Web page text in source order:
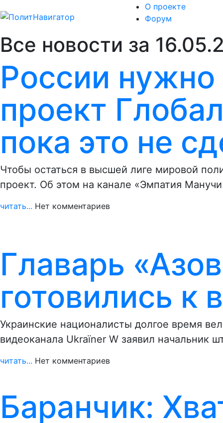
О проекте
Форум
Все новости за
России
проект
пока это не
Чтобы остаться в высшей лиге мировой
проект. Об этом на канале «Эмпатия
читать... Нет комментариев
Главарь
готовились к
Украинские националисты долгое время
видеоканала Ukraїner W заявил начальник
читать... Нет комментариев
Баранчик: